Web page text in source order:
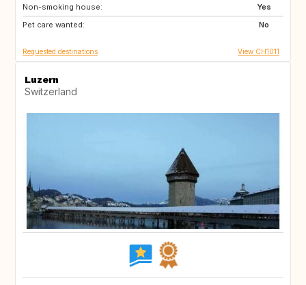
Non-smoking house:
Yes
Pet care wanted:
No
Requested destinations View CH1011
Luzern
Switzerland